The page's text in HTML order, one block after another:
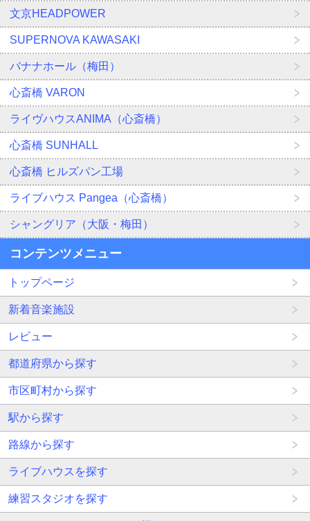
文京HEADPOWER
SUPERNOVA KAWASAKI
バナナホール（梅田）
心斎橋 VARON
ライヴハウスANIMA（心斎橋）
心斎橋 SUNHALL
心斎橋 ヒルズパン工場
ライブハウス Pangea（心斎橋）
シャングリア（大阪・梅田）
コンテンツメニュー
トップページ
新着音楽施設
レビュー
都道府県から探す
市区町村から探す
駅から探す
路線から探す
ライブハウスを探す
練習スタジオを探す